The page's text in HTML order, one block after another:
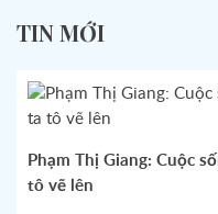
TIN MỚI
Phạm Thị Giang: Cuộc
tô vẽ lên